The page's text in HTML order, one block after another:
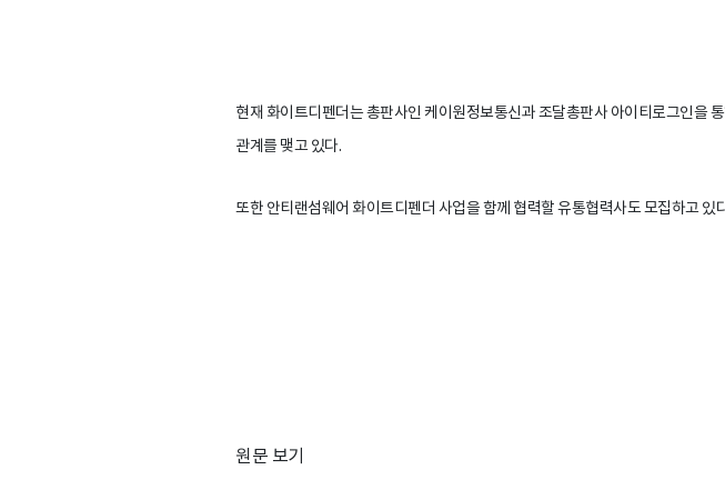
현재 화이트디펜더는 총판사인 케이원정보통신과 조달총판사 아이티로그인을
관계를 맺고 있다.
또한 안티랜섬웨어 화이트디펜더 사업을 함께 협력할 유통협력사도 모집하고 있
원문 보기